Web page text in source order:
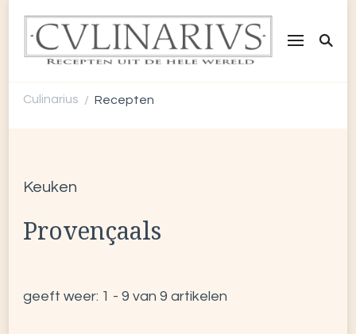
CULINARIUS
Culinarius / Recepten
Keuken
Provençaals
geeft weer: 1 - 9 van 9 artikelen